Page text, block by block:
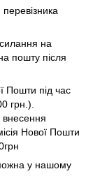
на
пошту після
Пошти під час
грн.).
внесення
Нової Пошти
у нашому